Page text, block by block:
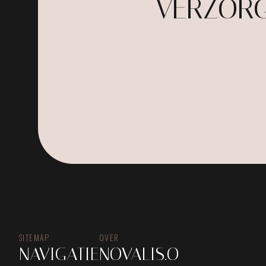
SITEMAP
NAVIGATIE
OVER
NOVALIS.O